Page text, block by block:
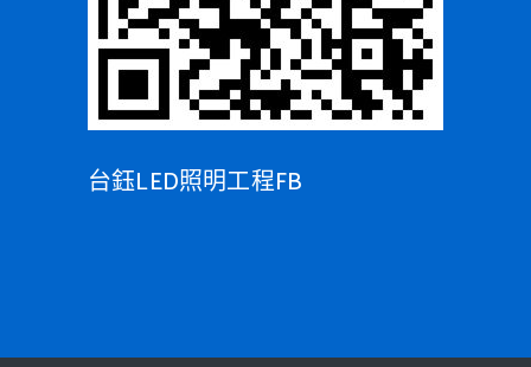
台鈺LED照明工程FB